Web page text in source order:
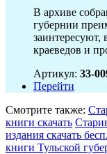
В архиве
губернии
заинтересуют,
краеведов и
Артикул: 33-
Перейти
Смотрите также:
книги скачать
издания скачать
книги Тульской